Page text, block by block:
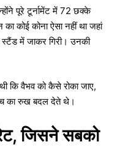
पूरे टूर्नामेंट में 72 छक्के
कोई कोना ऐसा नहीं था जहां
स्टैंड में जाकर गिरी। उनकी
कि वैभव को कैसे रोका जाए,
का रुख बदल देते थे।
जिसने सबको